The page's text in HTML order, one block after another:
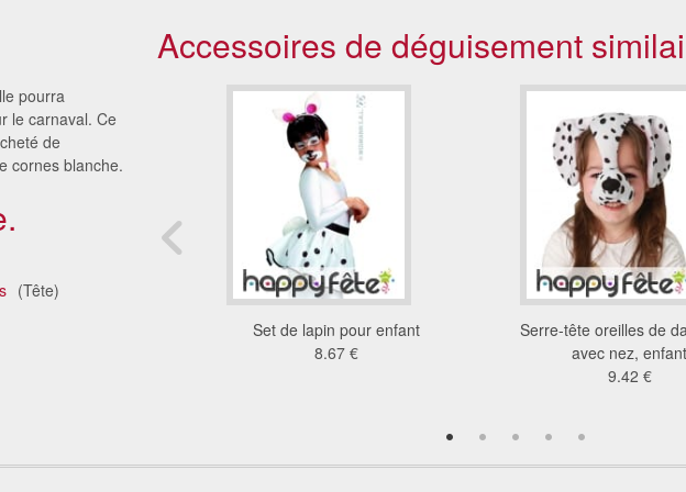
pourra
le carnaval. Ce
de
cornes blanche.
(Tête)
Accessoires de déguisement
Set de lapin pour enfant
8.67 €
Serre-tête oreilles de
avec nez, enfant
9.42 €